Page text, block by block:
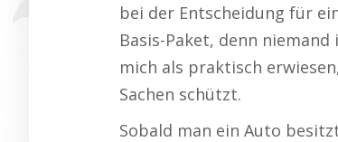
bei der Entscheidung für
Basis-Paket, denn
mich als praktisch
Sachen schützt.
Sobald man ein Auto